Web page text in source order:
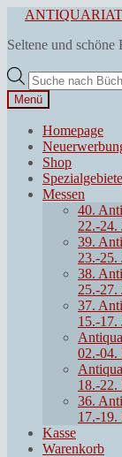
springen
Zum
springen
Seltene und schöne
Products
search
Menü
Homepage
Shop
Spezialgebiete
Messen
40.
22.-24.
39.
23.-25.
38.
25.-27.
37.
15.-17.
02.-04.
18.-22.
36.
17.-19.
Kasse
Warenkorb